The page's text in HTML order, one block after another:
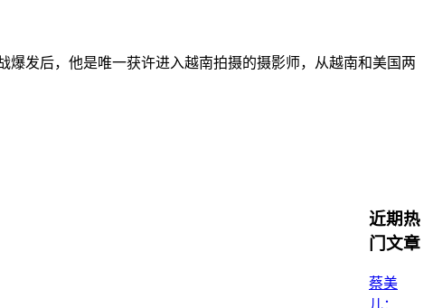
爆发后，他是唯一获许进入越南拍摄的摄影师，从越南和美国两
近期热
门文章
蔡美
儿：